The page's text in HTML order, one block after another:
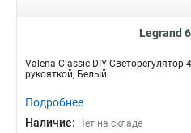
Legrand
Valena Classic DIY Светорегулятор
рукояткой, Белый
Подробнее
Наличие: Нет на складе